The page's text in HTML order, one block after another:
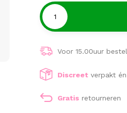
Voor 15.00uur
Discreet verpakt
Gratis retourneren